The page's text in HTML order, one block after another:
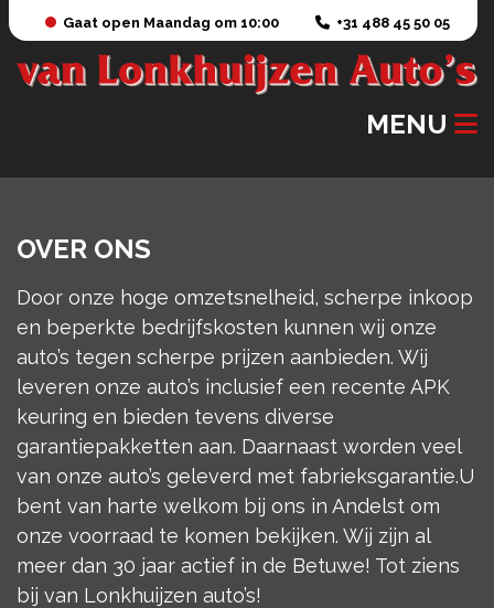
Gaat open Maandag om 10:00 +31 488 45 50 05
MENU
OVER ONS
Door onze hoge omzetsnelheid, scherpe inkoop
en beperkte bedrijfskosten kunnen wij onze
auto’s tegen scherpe prijzen aanbieden. Wij
leveren onze auto’s inclusief een recente APK
keuring en bieden tevens diverse
garantiepakketten aan. Daarnaast worden veel
van onze auto’s geleverd met fabrieksgarantie.U
bent van harte welkom bij ons in Andelst om
onze voorraad te komen bekijken. Wij zijn al
meer dan 30 jaar actief in de Betuwe! Tot ziens
bij van Lonkhuijzen auto’s!